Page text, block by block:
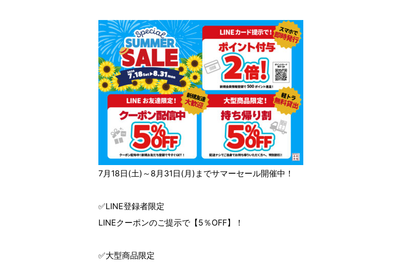
7月18日(土)～8月31日(月)までサマーセール開催中！
✅LINE登録者限定
LINEクーポンのご提示で【5％OFF】！
✅大型商品限定